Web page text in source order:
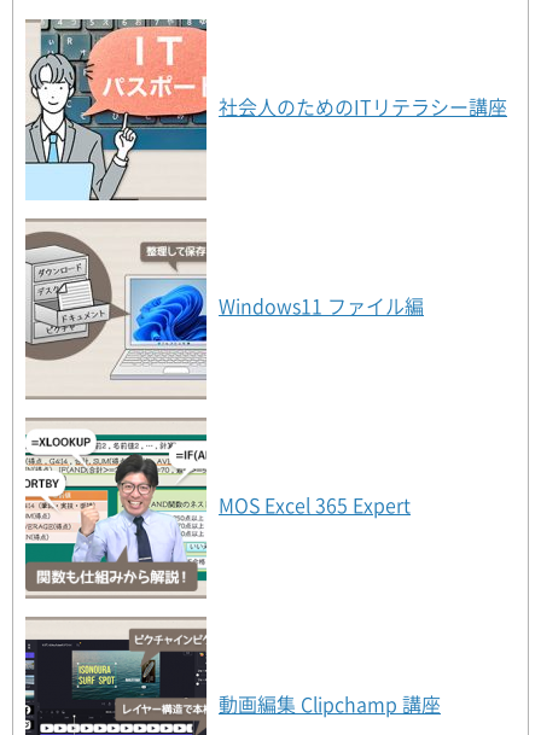
は/CaseStudy11 人事評価制度は何のため
か/CaseStudy12 地方銀行が生き残る道とは
第7講
ブランドの維持・事業の多角化
CaseStudy13 価格競争に巻き込まれないた
めには/CaseStudy14 テレワーク下でのレス
トラン経営
第8講
事業計画書の作成（1）
CaseStudy15 新規事業の事業計画書/事業計
画書の作成
第9講
事業計画書の作成（2）
プロジェクト概要/事業内容
第10講
事業計画書の作成（3）
数値計画（1）
第11講
事業計画書の作成（4）
数値計画（2）/実施スケジュール
第12講
決算書について
貸借対照表の見方
社会人のためのITリテラシー講座
Windows11 ファイル編
MOS Excel 365 Expert
動画編集 Clipchamp 講座